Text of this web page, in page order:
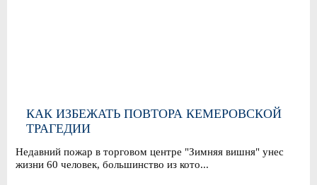
КАК ИЗБЕЖАТЬ ПОВТОРА КЕМЕРОВСКОЙ
ТРАГЕДИИ
Недавний пожар в торговом центре "Зимняя вишня" унес
жизни 60 человек, большинство из кото...